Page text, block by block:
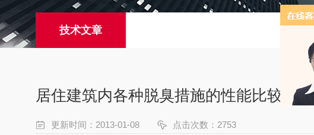
技术文章
居住建筑内各种脱臭措施的性能比较试验
更新时间：2013-01-08 点击次数：2753